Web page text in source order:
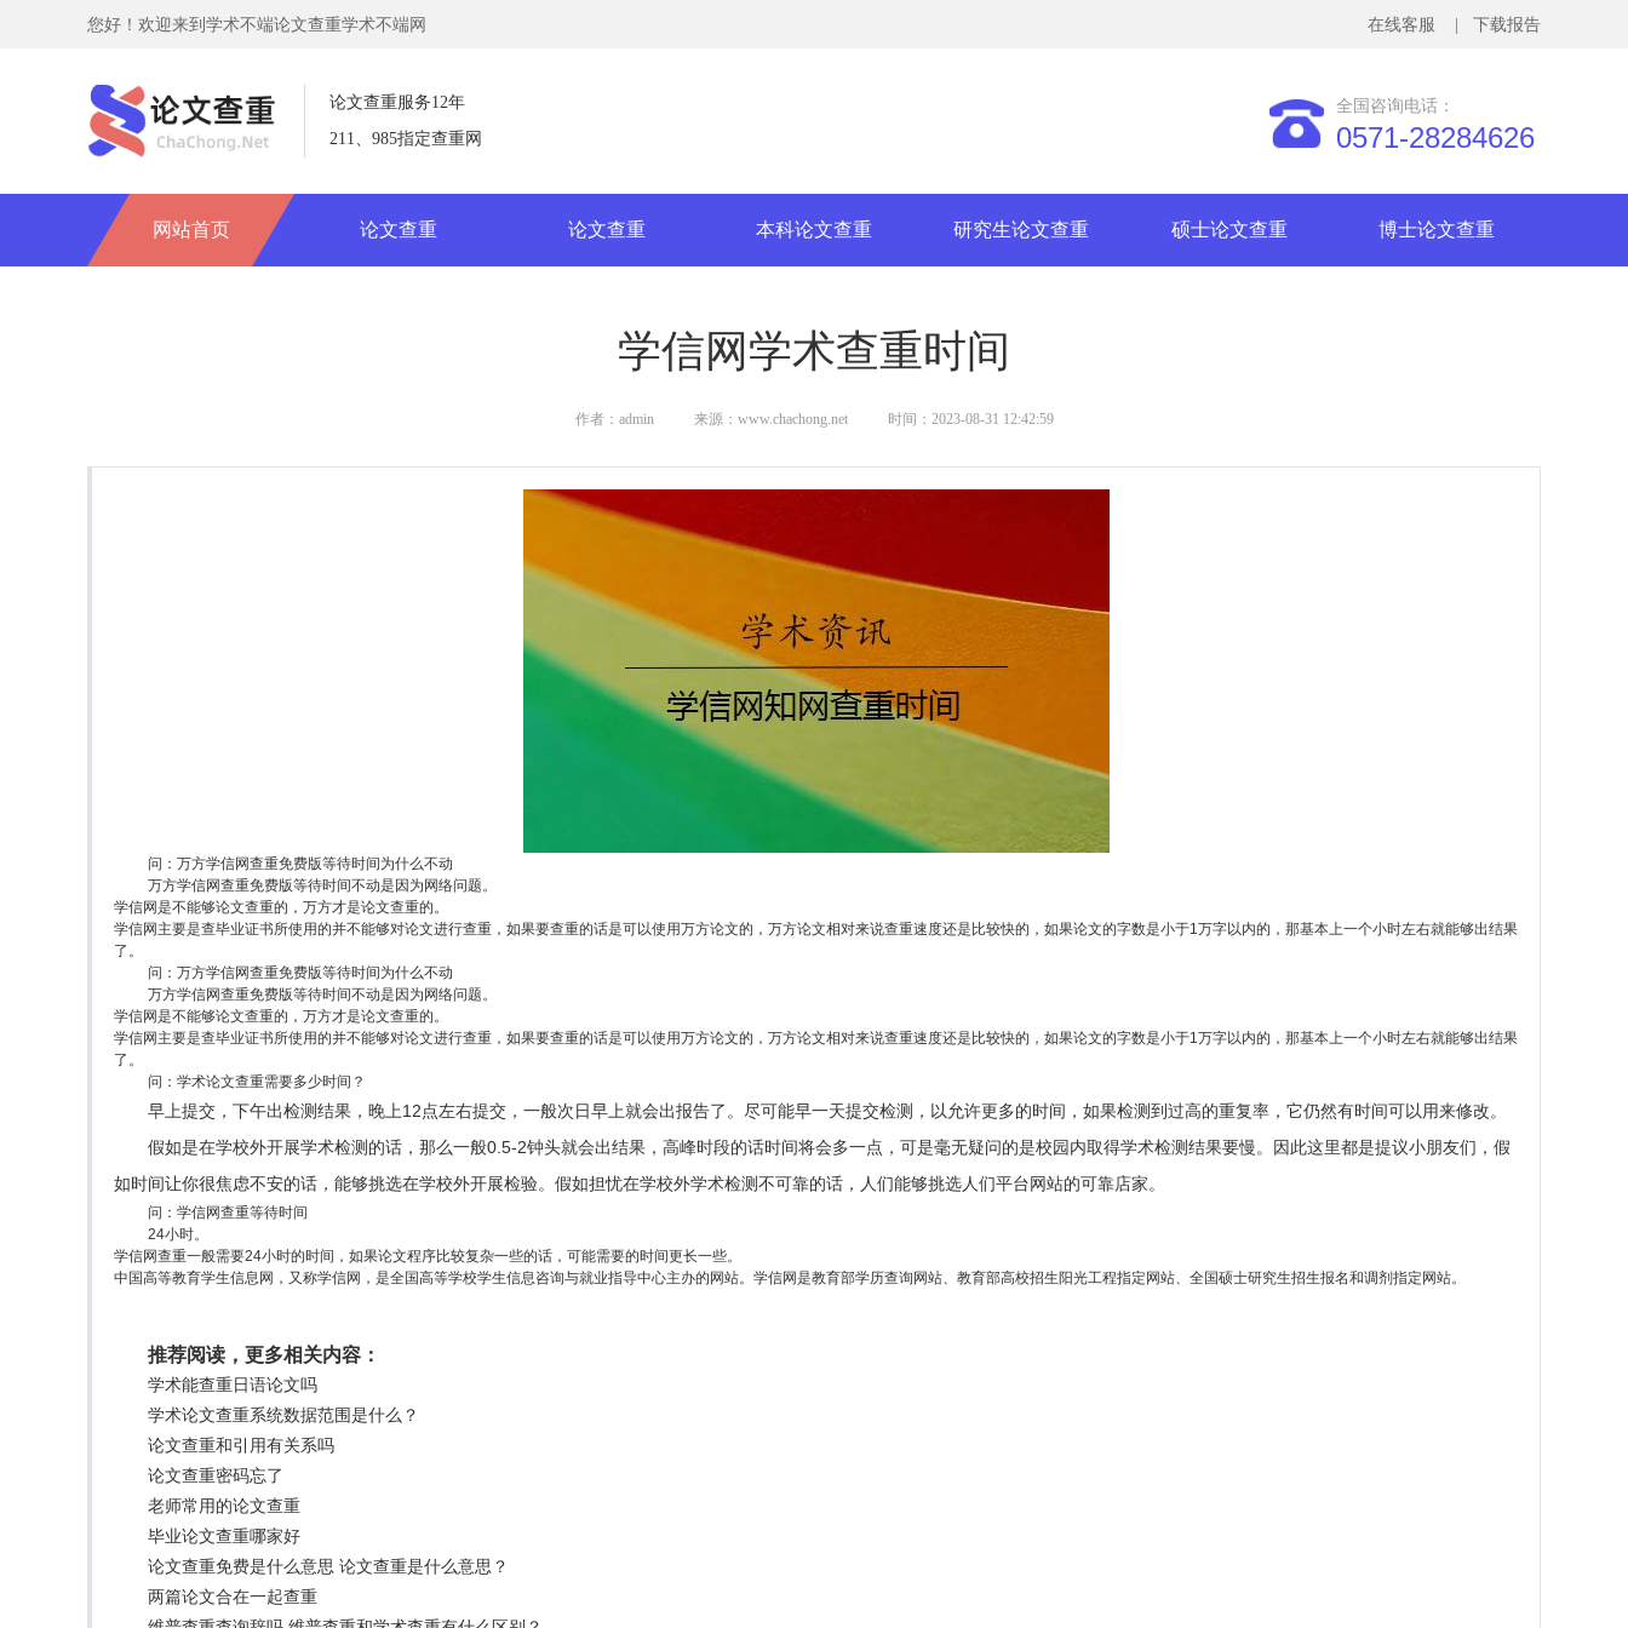
您好！欢迎来到学术不端论文查重学术不端网
网站首页 论文查重 论文查重 本科论文查重 研究生论文查重 硕士论文查重 博士论文查重
论文查重服务12年
211、985指定查重网
全国咨询电话：
0571-28284626
| 下载报告
在线客服
学信网学术查重时间
作者：admin 来源：www.chachong.net 时间：2023-08-31 12:42:59
问：万方学信网查重免费版等待时间为什么不动
万方学信网查重免费版等待时间不动是因为网络问题。
学信网是不能够论文查重的，万方才是论文查重的。
学信网主要是查毕业证书所使用的并不能够对论文进行查重，如果要查重的话是可以使用万方论文的，万方论文相对来说查重速度还是比较快的，如果论文的字数是小于1万字以内的，那基本上一个小时左右就能够出结果
了。
问：万方学信网查重免费版等待时间为什么不动
万方学信网查重免费版等待时间不动是因为网络问题。
学信网是不能够论文查重的，万方才是论文查重的。
学信网主要是查毕业证书所使用的并不能够对论文进行查重，如果要查重的话是可以使用万方论文的，万方论文相对来说查重速度还是比较快的，如果论文的字数是小于1万字以内的，那基本上一个小时左右就能够出结果
了。
问：学术论文查重需要多少时间？
早上提交，下午出检测结果，晚上12点左右提交，一般次日早上就会出报告了。尽可能早一天提交检测，以允许更多的时间，如果检测到过高的重复率，它仍然有时间可以用来修改。
假如是在学校外开展学术检测的话，那么一般0.5-2钟头就会出结果，高峰时段的话时间将会多一点，可是毫无疑问的是校园内取得学术检测结果要慢。因此这里都是提议小朋友们，假
如时间让你很焦虑不安的话，能够挑选在学校外开展检验。假如担忧在学校外学术检测不可靠的话，人们能够挑选人们平台网站的可靠店家。
问：学信网查重等待时间
24小时。
学信网查重一般需要24小时的时间，如果论文程序比较复杂一些的话，可能需要的时间更长一些。
中国高等教育学生信息网，又称学信网，是全国高等学校学生信息咨询与就业指导中心主办的网站。学信网是教育部学历查询网站、教育部高校招生阳光工程指定网站、全国硕士研究生招生报名和调剂指定网站。
推荐阅读，更多相关内容：
学术能查重日语论文吗
学术论文查重系统数据范围是什么？
论文查重和引用有关系吗
论文查重密码忘了
老师常用的论文查重
毕业论文查重哪家好
论文查重免费是什么意思 论文查重是什么意思？
两篇论文合在一起查重